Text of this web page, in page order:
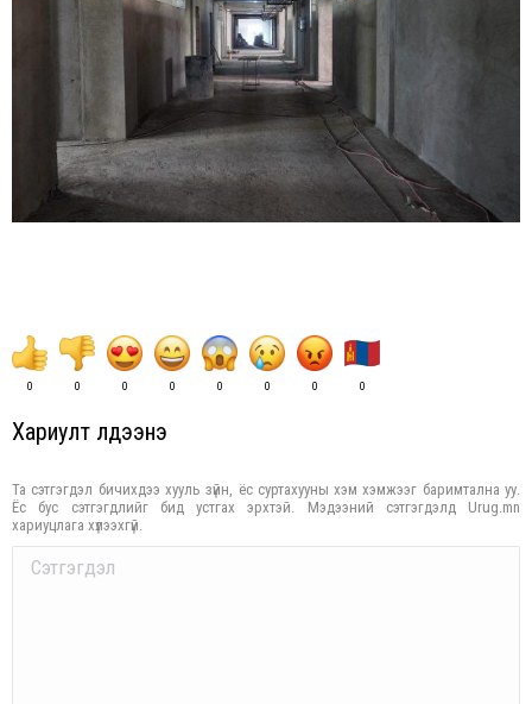
0 0 0 0 0 0 0 0
Хариулт үлдээнэ үү
Та сэтгэгдэл бичихдээ хууль зүйн, ёс суртахууны хэм хэмжээг баримтална уу.
Ёс бус сэтгэгдлийг бид устгах эрхтэй. Мэдээний сэтгэгдэлд Urug.mn
хариуцлага хүлээхгүй.
Comment